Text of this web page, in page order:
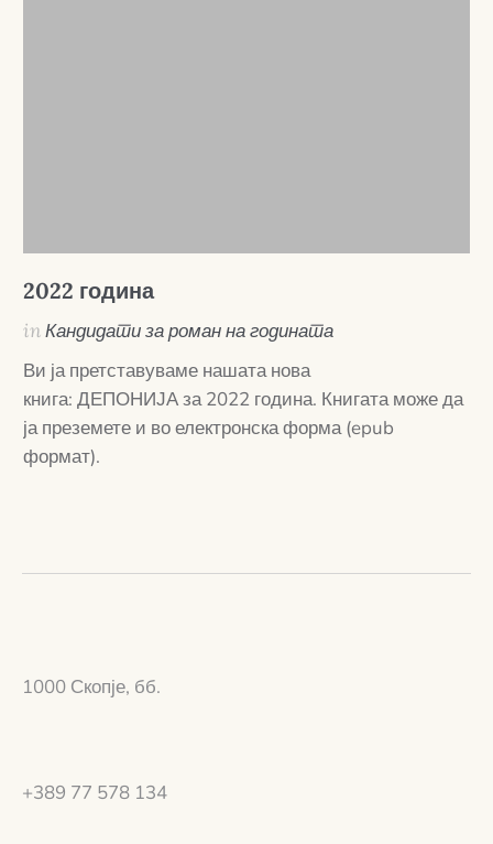
2022 година
inКандидати за роман на годината
Ви ја претставуваме нашата нова
книга: ДЕПОНИЈА за 2022 година. Книгата може да
ја преземете и во електронска форма (epub
формат).
1000 Скопје, бб.
+389 77 578 134